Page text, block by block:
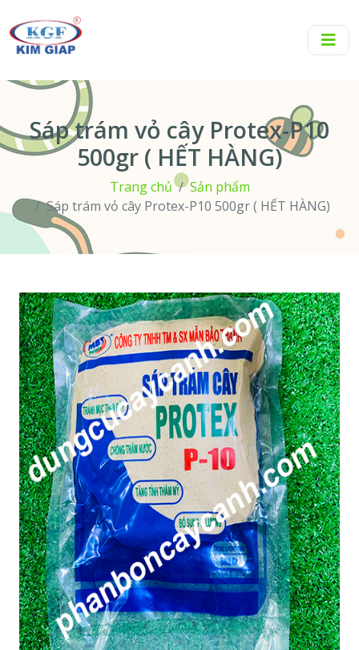
Sáp trám vỏ cây Protex-P10
500gr ( HẾT HÀNG)
Trang chủ
Sản phẩm
Sáp trám vỏ cây Protex-P10 500gr ( HẾT HÀNG)